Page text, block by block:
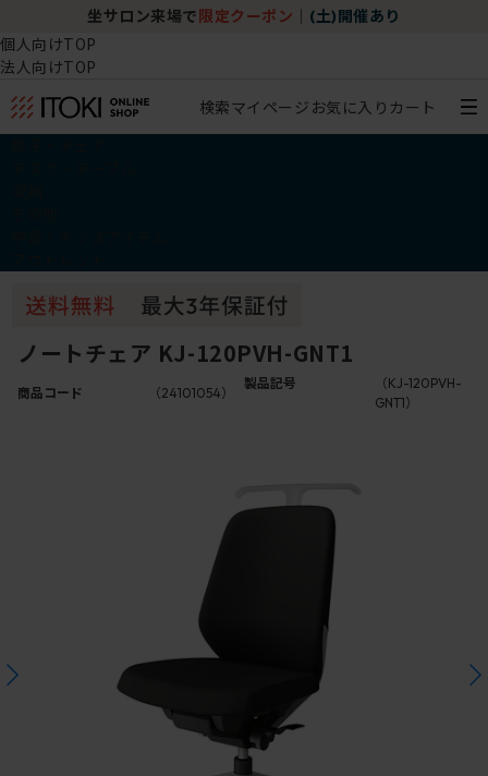
坐サロン来場で 限定クーポン (土)開催あり
個人向けTOP
法人向けTOP
検索マイページ お気に入り カート
ノートチェア KJ-120PVH-GNT1
商品コード （24101054）
製品記号
（KJ-120PVH-
GNT1）